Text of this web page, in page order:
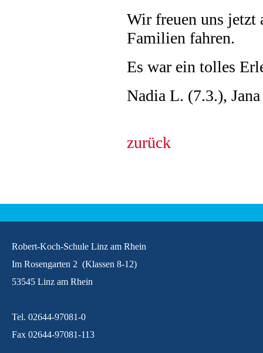
Wir freuen uns jetzt
Familien fahren.
Es war ein tolles
Nadia L. (7.3.),
zurück
Robert-Koch-Schule Linz am Rhein
Im Rosengarten 2 (Klassen 8-12)
53545 Linz am Rhein
Tel. 02644-97081-0
Fax 02644-97081-113